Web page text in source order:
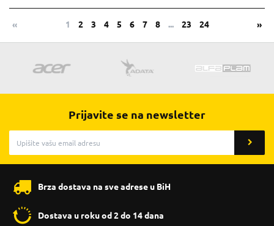
« 1 2 3 4 5 6 7 8 ... 23 24 »
Prijavite se na newsletter
Brza dostava na sve adrese u BiH
Dostava u roku od 2 do 14 dana